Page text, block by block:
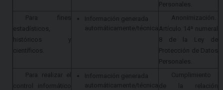
Personales.
Para fines
estadísticos,
históricos y
científicos.
Información generada
automáticamente/técnica
Anonimización.
Artículo 14ª numeral
8 de la Ley de
Protección de Datos
Personales.
Para realizar el
control informático
Información generada
automáticamente/técnica
Cumplimiento
de la relación